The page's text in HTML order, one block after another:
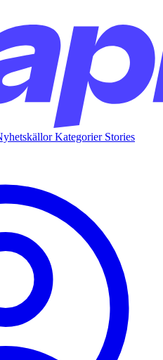
Kategorier Stories